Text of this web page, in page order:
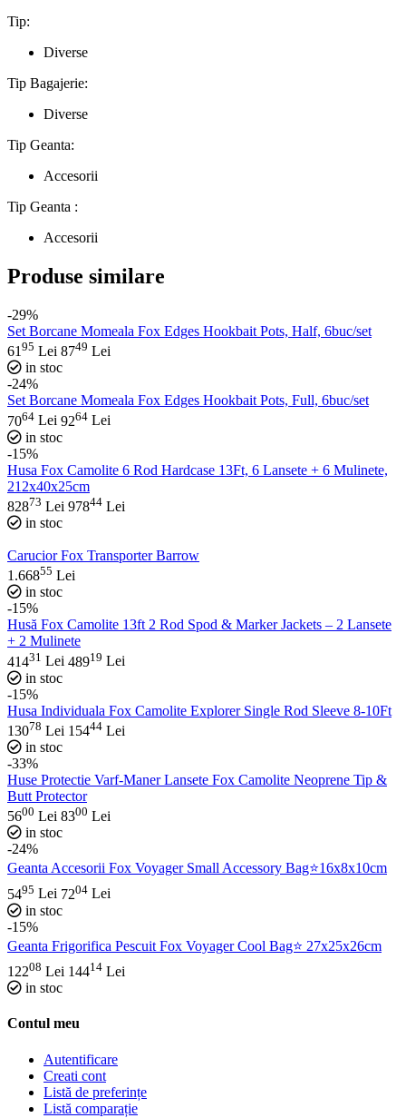
Tip:
Diverse
Tip Bagajerie:
Diverse
Tip Geanta:
Accesorii
Tip Geanta :
Accesorii
Produse similare
-29%
Set Borcane Momeala Fox Edges Hookbait Pots, Half, 6buc/set
6195 Lei 8749 Lei
in stoc
-24%
Set Borcane Momeala Fox Edges Hookbait Pots, Full, 6buc/set
7064 Lei 9264 Lei
in stoc
-15%
Husa Fox Camolite 6 Rod Hardcase 13Ft, 6 Lansete + 6 Mulinete,
212x40x25cm
82873 Lei 97844 Lei
in stoc
Carucior Fox Transporter Barrow
1.66855 Lei
in stoc
-15%
Husă Fox Camolite 13ft 2 Rod Spod & Marker Jackets – 2 Lansete
+ 2 Mulinete
41431 Lei 48919 Lei
in stoc
-15%
Husa Individuala Fox Camolite Explorer Single Rod Sleeve 8-10Ft
13078 Lei 15444 Lei
in stoc
-33%
Huse Protectie Varf-Maner Lansete Fox Camolite Neoprene Tip &
Butt Protector
5600 Lei 8300 Lei
in stoc
-24%
Geanta Accesorii Fox Voyager Small Accessory Bag⭐16x8x10cm
5495 Lei 7204 Lei
in stoc
-15%
Geanta Frigorifica Pescuit Fox Voyager Cool Bag⭐ 27x25x26cm
12208 Lei 14414 Lei
in stoc
Contul meu
Autentificare
Creati cont
Listă de preferințe
Listă comparație